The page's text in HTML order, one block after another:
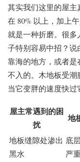
其实我们这里的屋
在 80% 以上，加上
就是一种折磨。很
子特别容易中招？
靠海的地方，或者
不入的。木地板受潮
当它变胖的速度快过
屋主常遇到的困
扰
地
地板缝隙处渗出
黑水
底
严